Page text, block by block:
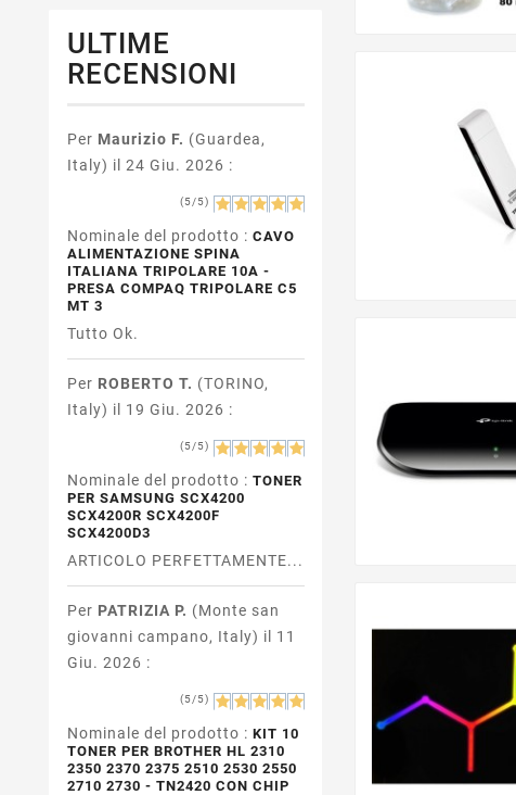
ULTIME
RECENSIONI
Per Maurizio F. (Guardea,
Italy) il 24 Giu. 2026 :
(5/5)
Nominale del prodotto : CAVO
ALIMENTAZIONE SPINA
ITALIANA TRIPOLARE 10A -
PRESA COMPAQ TRIPOLARE C5
MT 3
Tutto Ok.
Per ROBERTO T. (TORINO,
Italy) il 19 Giu. 2026 :
(5/5)
Nominale del prodotto : TONER
PER SAMSUNG SCX4200
SCX4200R SCX4200F
SCX4200D3
ARTICOLO PERFETTAMENTE...
Per PATRIZIA P. (Monte san
giovanni campano, Italy) il 11
Giu. 2026 :
(5/5)
Nominale del prodotto : KIT 10
TONER PER BROTHER HL 2310
2350 2370 2375 2510 2530 2550
2710 2730 - TN2420 CON CHIP